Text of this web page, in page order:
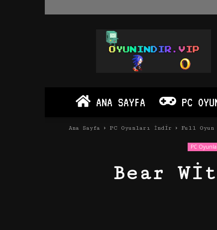
Oyun
İndir
PC
Android
ANA SAYFA PC
Ana Sayfa PC Oyunları İndir Full
PC
Bear